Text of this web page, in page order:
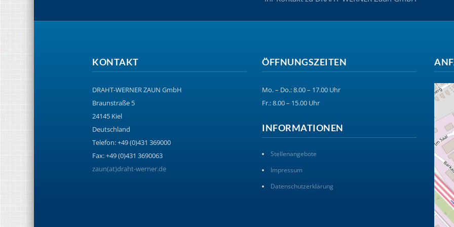
KONTAKT
DRAHT-WERNER ZAUN GmbH
Braunstraße 5
24145 Kiel
Deutschland
Telefon: +49 (0)431 369000
Fax: +49 (0)431 3690063
zaun(at)draht-werner.de
ÖFFNUNGSZEITEN
Mo. – Do.: 8.00 – 17.00 Uhr
Fr.: 8.00 – 15.00 Uhr
INFORMATIONEN
Stellenangebote
Impressum
Datenschutzerklärung